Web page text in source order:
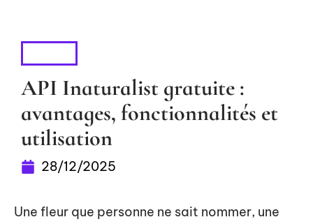
API Inaturalist gratuite :
avantages, fonctionnalités et
utilisation
28/12/2025
Une fleur que personne ne sait nommer, une